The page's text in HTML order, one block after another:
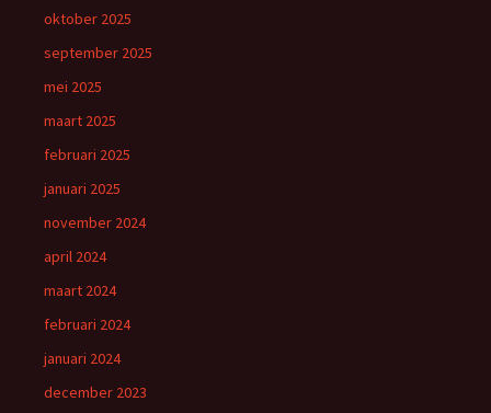
oktober 2025
september 2025
mei 2025
maart 2025
februari 2025
januari 2025
november 2024
april 2024
maart 2024
februari 2024
januari 2024
december 2023